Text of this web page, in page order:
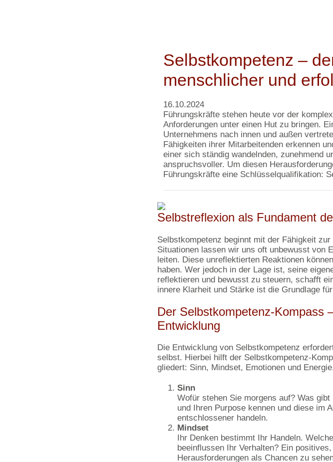
Selbstkompetenz –
menschlicher und
16.10.2024
Führungskräfte stehen heute vor der
Anforderungen unter einen Hut zu bringen.
Unternehmens nach innen und außen
Fähigkeiten ihrer Mitarbeitenden erkennen
einer sich ständig wandelnden, zunehmend
anspruchsvoller. Um diesen
Führungskräfte eine Schlüsselqualifikation:
Selbstreflexion als Fundament
Selbstkompetenz beginnt mit der Fähigkeit
Situationen lassen wir uns oft unbewusst von
leiten. Diese unreflektierten Reaktionen
haben. Wer jedoch in der Lage ist, seine
reflektieren und bewusst zu steuern, schafft
innere Klarheit und Stärke ist die Grundlage
Der Selbstkompetenz-Kompass
Entwicklung
Die Entwicklung von Selbstkompetenz
selbst. Hierbei hilft der Selbstkompetenz-
gliedert: Sinn, Mindset, Emotionen und
Sinn
Wofür stehen Sie morgens auf? Was
und Ihren Purpose kennen und diese im
entschlossener handeln.
Mindset
Ihr Denken bestimmt Ihr Handeln.
beeinflussen Ihr Verhalten? Ein
Herausforderungen als Chancen zu